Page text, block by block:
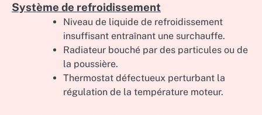
Système de refroidissement
Niveau de liquide de refroidissement
insuffisant entraînant une surchauffe.
Radiateur bouché par des particules ou de
la poussière.
Thermostat défectueux perturbant la
régulation de la température moteur.